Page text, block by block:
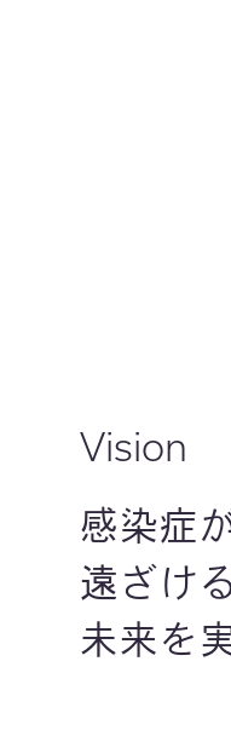
Vision
感染症
遠ざけ
未来を